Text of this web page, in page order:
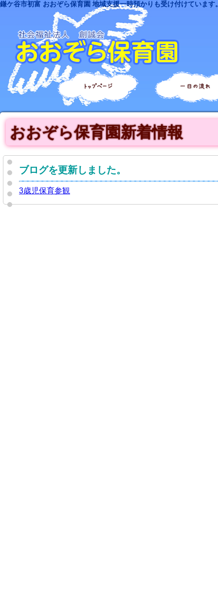
鎌ケ谷市初富 おおぞら保育園 地域支援一時預かりも受け付けています
トップページ 一日の流れ
おおぞら保育園新着情報
ブログを更新しました。
3歳児保育参観